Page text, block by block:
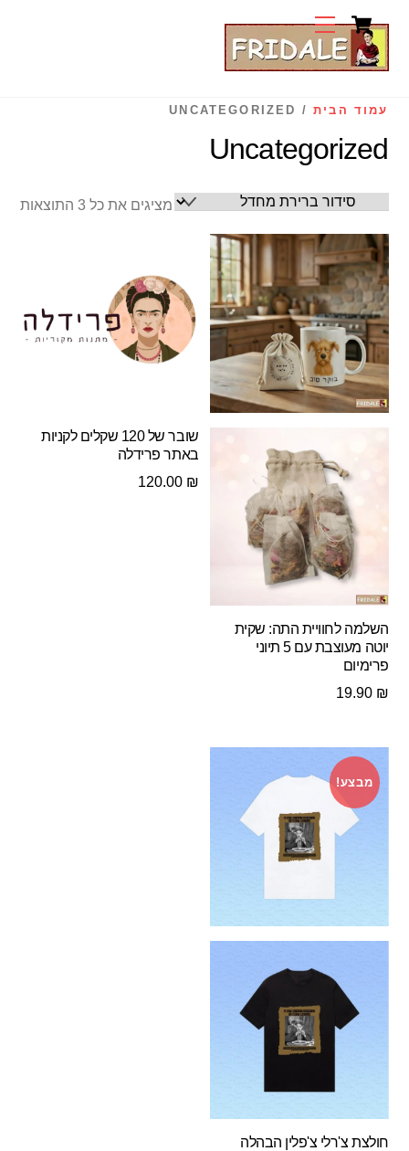
content
MenuCart
עמוד הבית / UNCATEGORIZED
Uncategorized
מציגים את כל ⁦3⁩ התוצאות
השלמה לחוויית התה: שקית
יוטה מעוצבת עם 5 תיוני
פרימיום
19.90 ₪
שובר של 120 שקלים לקניות
באתר פרידלה
120.00 ₪
מבצע!
חולצת צ'רלי צ'פלין הבהלה